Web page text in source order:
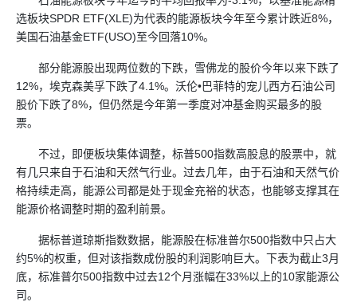
选板块SPDR ETF(XLE)为代表的能源板块今年至今累计跌近8%，
美国石油基金ETF(USO)至今回落10%。
部分能源股出现两位数的下跌，雪佛龙的股价今年以来下跌了
12%，埃克森美孚下跌了4.1%。沃伦•巴菲特的宠儿西方石油公司
股价下跌了8%，但仍然是今年第一季度对冲基金购买最多的股
票。
不过，即便板块集体调整，标普500指数高股息的股票中，就
有几只来自于石油和天然气行业。过去几年，由于石油和天然气价
格持续走高，能源公司都是处于现金充裕的状态，也能够支撑其在
能源价格调整时期的盈利前景。
据标普道琼斯指数数据，能源股在标准普尔500指数中只占大
约5%的权重，但对该指数成份股的利润影响巨大。下表为截止3月
底，标准普尔500指数中过去12个月涨幅在33%以上的10家能源公
司。